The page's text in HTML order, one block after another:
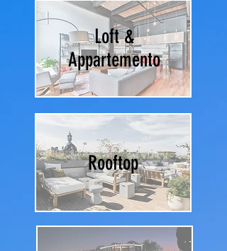
Loft &
Appartemento
Rooftop